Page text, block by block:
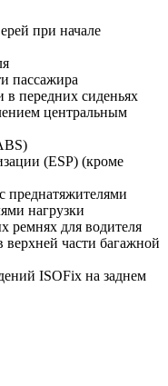
при начале
пассажира
в передних сиденьях
центральным
(ESP) (кроме
преднатяжителями
нагрузки
ремнях для водителя
части багажной
ISOFix на заднем